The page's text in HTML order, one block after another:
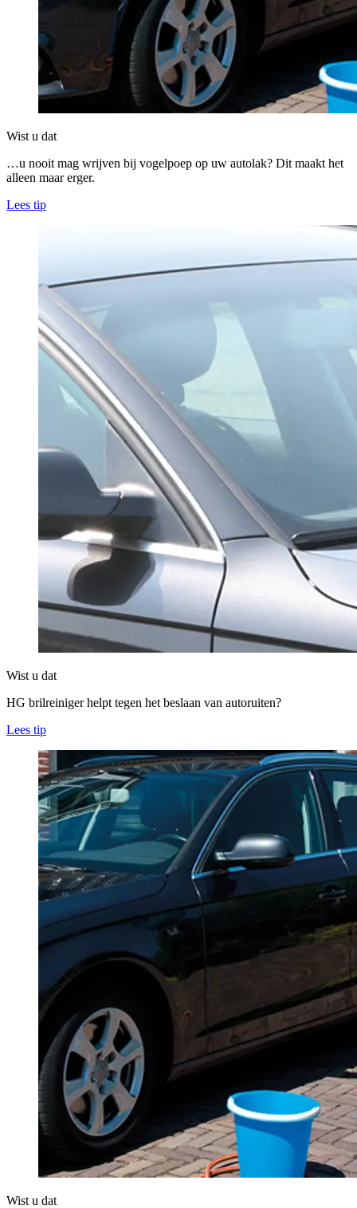
Wist u dat
…u nooit mag wrijven bij vogelpoep op uw autolak? Dit maakt het
alleen maar erger.
Lees tip
Wist u dat
HG brilreiniger helpt tegen het beslaan van autoruiten?
Lees tip
Wist u dat